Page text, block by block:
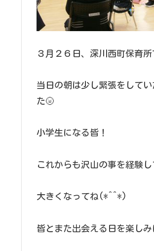
３月２６日、深川西町保育所
当日の朝は少し緊張をして
た🌝
小学生になる皆！
これからも沢山の事を経験し
大きくなってね(*^^*)
皆とまた出会える日を楽しみ